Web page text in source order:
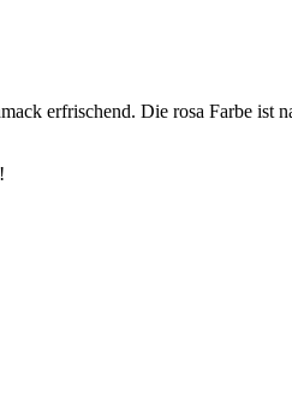
erfrischend. Die rosa Farbe ist